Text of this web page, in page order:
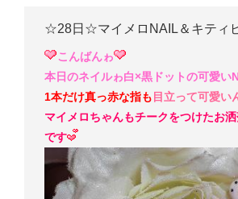
☆28日☆マイメロNAIL＆キティ
こんばんゎ
本日のネイルゎ白×黒ドットの可愛い
1本だけ真っ赤な指も 目立って可愛い
マイメロちゃんもチークをつけたお
です